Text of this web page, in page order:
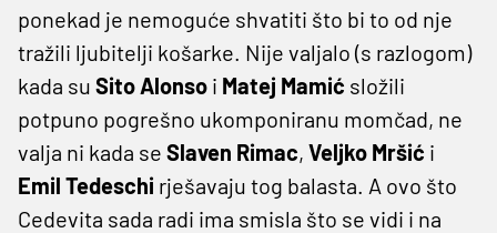
ponekad je nemoguće shvatiti što bi to od nje
tražili ljubitelji košarke. Nije valjalo (s razlogom)
kada su Sito Alonso i Matej Mamić složili
potpuno pogrešno ukomponiranu momčad, ne
valja ni kada se Slaven Rimac, Veljko Mršić i
Emil Tedeschi rješavaju tog balasta. A ovo što
Cedevita sada radi ima smisla što se vidi i na